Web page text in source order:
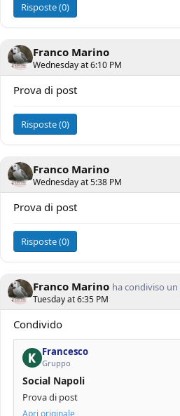
Risposte (0)
Franco Marino
Wednesday at 6:10 PM
Prova di post
Risposte (0)
Franco Marino
Wednesday at 5:38 PM
Prova di post
Risposte (0)
Franco Marino ha condiviso
Tuesday at 6:35 PM
Condivido
Francesco
Gruppo
Social Napoli
Prova di post
Apri originale